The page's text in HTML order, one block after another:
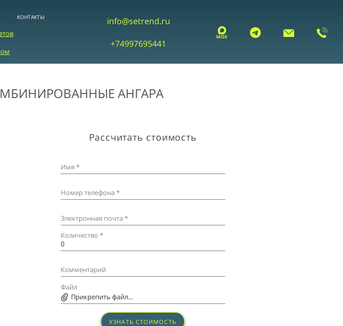
КОНТАКТЫ
info@setrend.ru
+74997695441
АНГАРА
Рассчитать стоимость
Имя *
Номер телефона *
Электронная почта *
Количество *
Комментарий
Файл
Прикрепить файл...
УЗНАТЬ СТОИМОСТЬ